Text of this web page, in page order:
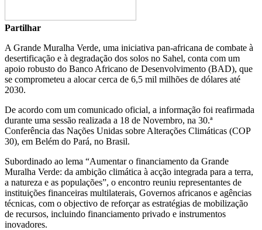
Partilhar
A Grande Muralha Verde, uma iniciativa pan-africana de combate à
desertificação e à degradação dos solos no Sahel, conta com um
apoio robusto do Banco Africano de Desenvolvimento (BAD), que
se comprometeu a alocar cerca de 6,5 mil milhões de dólares até
2030.
De acordo com um comunicado oficial, a informação foi reafirmada
durante uma sessão realizada a 18 de Novembro, na 30.ª
Conferência das Nações Unidas sobre Alterações Climáticas (COP
30), em Belém do Pará, no Brasil.
Subordinado ao lema “Aumentar o financiamento da Grande
Muralha Verde: da ambição climática à acção integrada para a terra,
a natureza e as populações”, o encontro reuniu representantes de
instituições financeiras multilaterais, Governos africanos e agências
técnicas, com o objectivo de reforçar as estratégias de mobilização
de recursos, incluindo financiamento privado e instrumentos
inovadores.